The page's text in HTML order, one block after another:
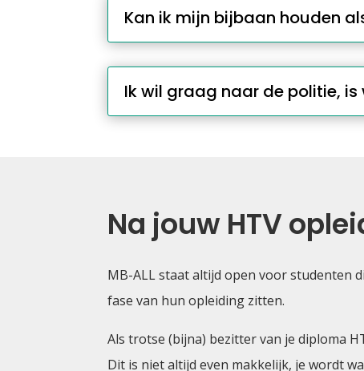
Kan ik mijn bijbaan houden
Ik wil graag naar de politie, is
Na jouw HTV
MB-ALL staat altijd open voor studenten
fase van hun opleiding zitten.
Als trotse (bijna) bezitter van je diploma
Dit is niet altijd even makkelijk, je wordt